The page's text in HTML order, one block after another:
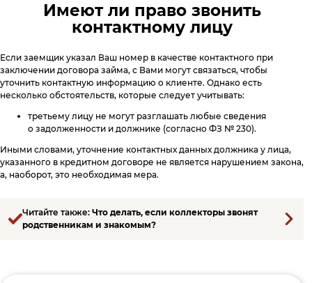
Имеют ли право звонить
контактному лицу
Если заемщик указал Ваш номер в качестве контактного при
заключении договора займа, с Вами могут связаться, чтобы
уточнить контактную информацию о клиенте. Однако есть
несколько обстоятельств, которые следует учитывать:
третьему лицу не могут разглашать любые сведения
о задолженности и должнике (согласно ФЗ № 230).
Иными словами, уточнение контактных данных должника у лица,
указанного в кредитном договоре не является нарушением закона,
а, наоборот, это необходимая мера.
Читайте также: Что делать, если коллекторы звонят
родственникам и знакомым?